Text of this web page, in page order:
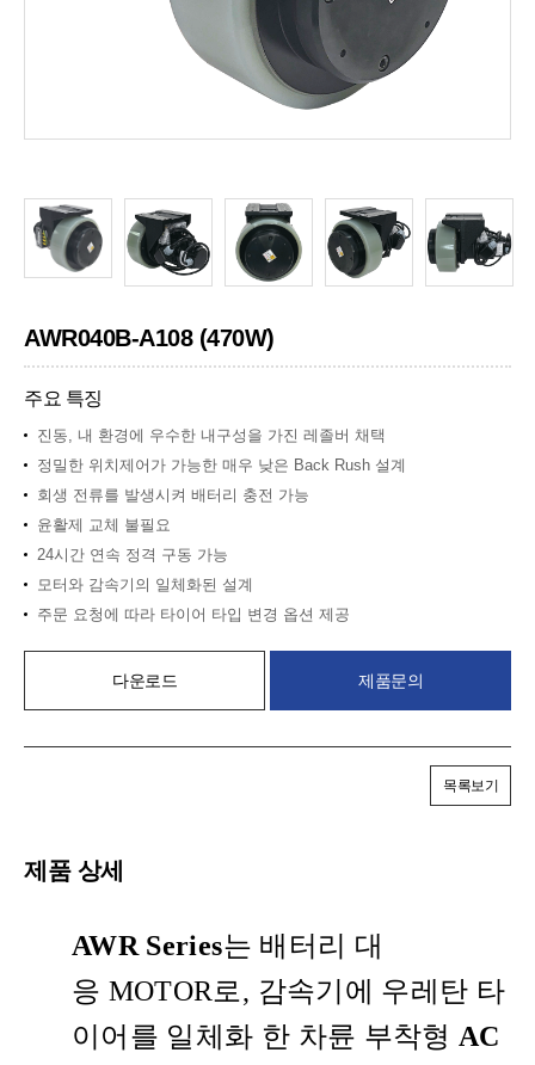
AWR040B-A108 (470W)
주요 특징
진동, 내 환경에 우수한 내구성을 가진 레졸버 채택
정밀한 위치제어가 가능한 매우 낮은 Back Rush 설계
회생 전류를 발생시켜 배터리 충전 가능
윤활제 교체 불필요
24시간 연속 정격 구동 가능
모터와 감속기의 일체화된 설계
주문 요청에 따라 타이어 타입 변경 옵션 제공
다운로드 제품문의
목록보기
제품 상세
AWR Series는 배터리 대
응 MOTOR 로 , 감속기에 우레탄 타
이어를 일체화 한 차륜 부착형 AC